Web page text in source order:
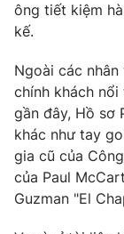
VTV9
Liên hệ tòa
THỜI BÁO VTV
ông tiết kiệm
kế.
Ngoài các
chính khách
gần đây, Hồ sơ
khác như tay
gia cũ của
của Paul
Guzman "El